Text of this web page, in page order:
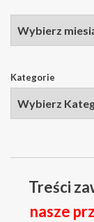
Kategorie
Treści
nasze